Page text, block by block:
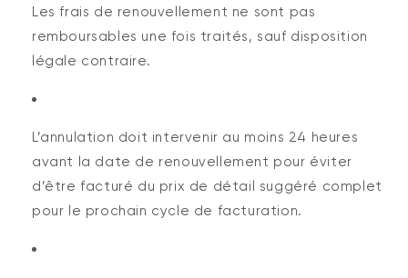
Les frais de renouvellement ne sont pas
remboursables une fois traités, sauf disposition
légale contraire.
L’annulation doit intervenir au moins 24 heures
avant la date de renouvellement pour éviter
d’être facturé du prix de détail suggéré complet
pour le prochain cycle de facturation.